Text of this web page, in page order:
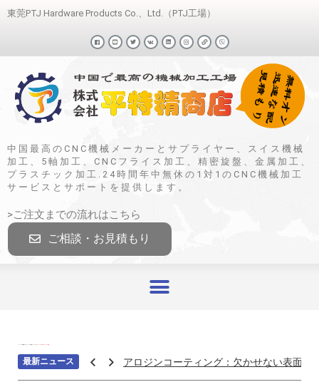
東莞PTJ Hardware Products Co.、Ltd.（PTJ工場）
中国最高のCNC機械メーカーとサプライヤー、スイス機械
加工、5軸加工、CNCフライス加工、精密旋盤、金属加工、
プラスチック加工.24時間年中無休の1対1のCNC機械加工
サービスとサポートを提供します。
>ご注文までの流れはこちら
ご相談・お見積もり
最新ニュース
アロジンコーティング：欠かせない表面処